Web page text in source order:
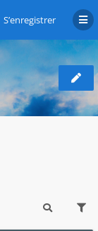
S’enregistrer